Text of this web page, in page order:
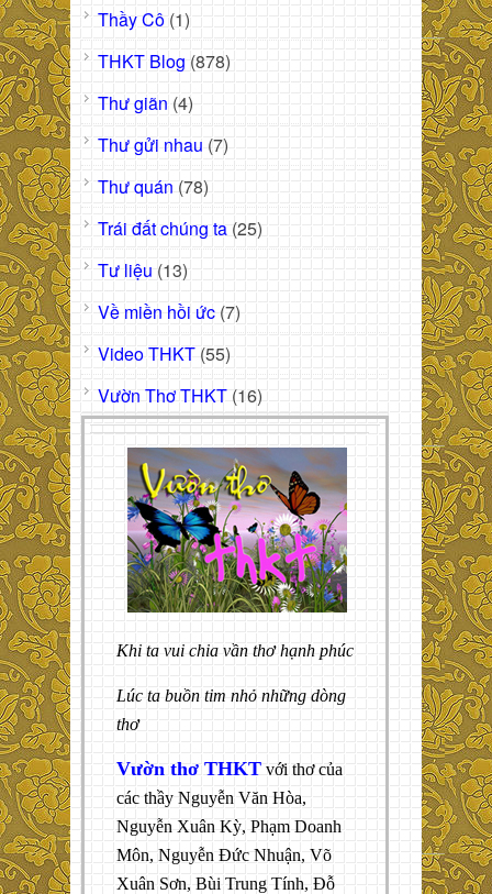
Thầy Cô (1)
THKT Blog (878)
Thư giãn (4)
Thư gửi nhau (7)
Thư quán (78)
Trái đất chúng ta (25)
Tư liệu (13)
Về miền hồi ức (7)
Video THKT (55)
Vườn Thơ THKT (16)
Khi ta vui chia vần thơ hạnh phúc
Lúc ta buồn tim nhỏ những dòng
thơ
Vườn thơ THKT với thơ của
các thầy Nguyễn Văn Hòa,
Nguyễn Xuân Kỳ, Phạm Doanh
Môn, Nguyễn Đức Nhuận, Võ
Xuân Sơn, Bùi Trung Tính, Đỗ